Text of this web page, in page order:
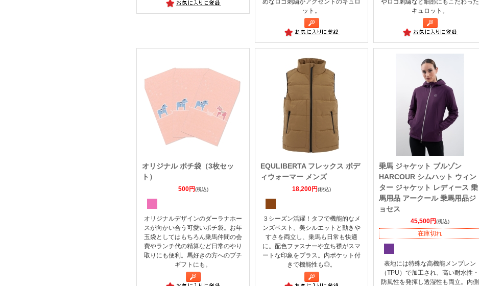
ット。
キュロット。
オリジナル ポチ袋（3枚セッ
ト）
500円(税込)
オリジナルデザインのダーラナホー
スが向かい合う可愛いポチ袋。お年
玉袋としてはもちろん乗馬仲間の会
費やランチ代の精算など日常のやり
取りにも便利。馬好きの方へのプチ
ギフトにも。
EQULIBERTA フレックス ボデ
ィウォーマー メンズ
18,200円(税込)
３シーズン活躍！タフで機能的なメ
ンズベスト。美シルエットと動きや
すさを両立し、乗馬も日常も快適
に。配色ファスナーや立ち襟がスマ
ートな印象をプラス。内ポケット付
きで機能性も◎。
乗馬 ジャケット ブルゾン
HARCOUR シムハット ウィン
ター ジャケット レディース 乗
馬用品 アークール 乗馬用品ジ
ョセス
45,500円(税込)
在庫切れ
表地には特殊な高機能メンブレン
（TPU）で加工され、高い耐水性・
防風性を発揮し透湿性も両立。内側